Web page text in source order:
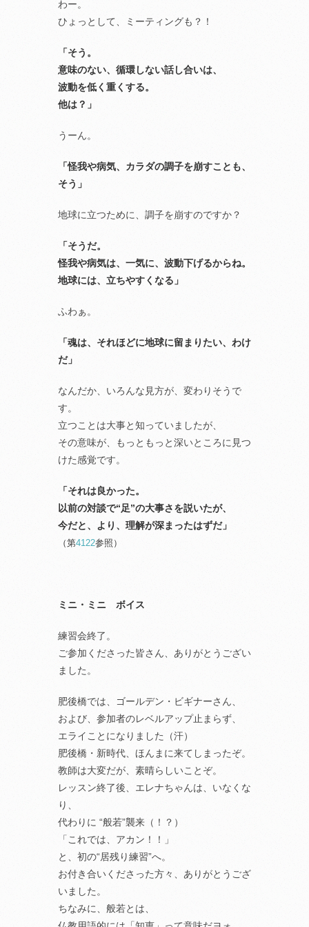
わー。
ひょっとして、ミーティングも？！
「そう。
意味のない、循環しない話し合いは、
波動を低く重くする。
他は？」
うーん。
「怪我や病気、カラダの調子を崩すことも、
そう」
地球に立つために、調子を崩すのですか？
「そうだ。
怪我や病気は、一気に、波動下げるからね。
地球には、立ちやすくなる」
ふわぁ。
「魂は、それほどに地球に留まりたい、わけ
だ」
なんだか、いろんな見方が、変わりそうで
す。
立つことは大事と知っていましたが、
その意味が、もっともっと深いところに見つ
けた感覚です。
「それは良かった。
以前の対談で“足”の大事さを説いたが、
今だと、より、理解が深まったはずだ」
（第4122参照）
ミニ・ミニ ボイス
練習会終了。
ご参加くださった皆さん、ありがとうござい
ました。
肥後橋では、ゴールデン・ビギナーさん、
および、参加者のレベルアップ止まらず、
エライことになりました（汗）
肥後橋・新時代、ほんまに来てしまったぞ。
教師は大変だが、素晴らしいことぞ。
レッスン終了後、エレナちゃんは、いなくな
り、
代わりに “般若”襲来（！？）
「これでは、アカン！！」
と、初の“居残り練習”へ。
お付き合いくださった方々、ありがとうござ
いました。
ちなみに、般若とは、